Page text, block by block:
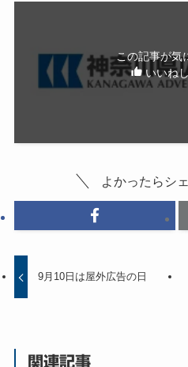
この記事が気
いいね
よかったらシ
9月10日は屋外広告の日
関連記事